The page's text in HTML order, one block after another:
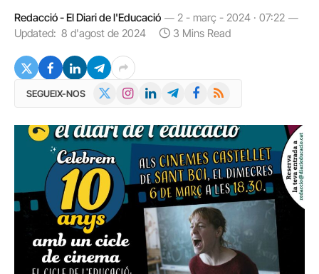
Redacció - El Diari de l'Educació
2 - març - 2024 · 07:22
Updated: 8 d'agost de 2024 3 Mins Read
SEGUEIX-NOS InstagramLinkedInTelegramFacebook
RSS